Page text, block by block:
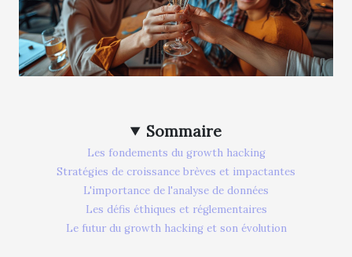
Sommaire
Les fondements du growth hacking
Stratégies de croissance brèves et impactantes
L'importance de l'analyse de données
Les défis éthiques et réglementaires
Le futur du growth hacking et son évolution